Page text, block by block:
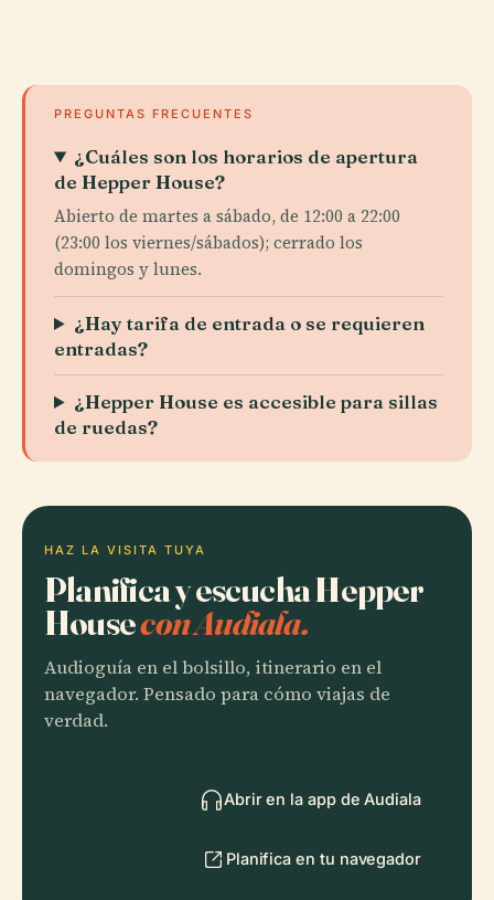
PREGUNTAS FRECUENTES
¿Cuáles son los horarios de apertura
de Hepper House?
Abierto de martes a sábado, de 12:00 a 22:00
(23:00 los viernes/sábados); cerrado los
domingos y lunes.
¿Hay tarifa de entrada o se requieren
entradas?
¿Hepper House es accesible para sillas
de ruedas?
HAZ LA VISITA TUYA
Planifica y escucha Hepper
Housecon Audiala.
Audioguía en el bolsillo, itinerario en el
navegador. Pensado para cómo viajas de
verdad.
Abrir en la app de Audiala
Planifica en tu navegador